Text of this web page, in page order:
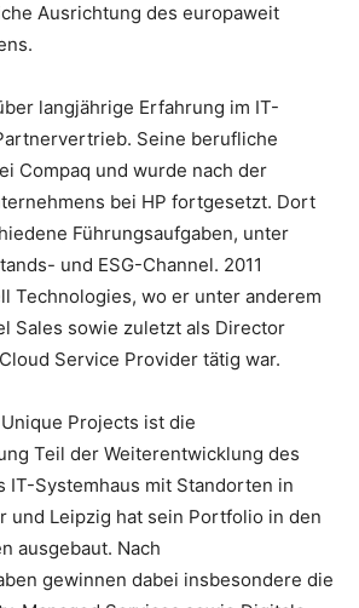
Ausrichtung des europaweit
langjährige Erfahrung im IT-
Seine berufliche
Compaq und wurde nach der
bei HP fortgesetzt. Dort
Führungsaufgaben, unter
und ESG-Channel. 2011
Technologies, wo er unter anderem
Sales sowie zuletzt als Director
Service Provider tätig war.
Projects ist die
Teil der Weiterentwicklung des
IT-Systemhaus mit Standorten in
und Leipzig hat sein Portfolio in den
ausgebaut. Nach
gewinnen dabei insbesondere die